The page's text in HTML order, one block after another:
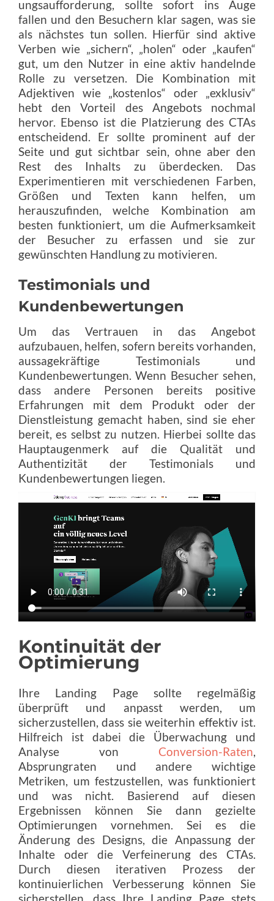
ungsaufforderung, sollte sofort ins Auge
fallen und den Besuchern klar sagen, was sie
als nächstes tun sollen. Hierfür sind aktive
Verben wie „sichern“, „holen“ oder „kaufen“
gut, um den Nutzer in eine aktiv handelnde
Rolle zu versetzen. Die Kombination mit
Adjektiven wie „kostenlos“ oder „exklusiv“
hebt den Vorteil des Angebots nochmal
hervor. Ebenso ist die Platzierung des CTAs
entscheidend. Er sollte prominent auf der
Seite und gut sichtbar sein, ohne aber den
Rest des Inhalts zu überdecken. Das
Experimentieren mit verschiedenen Farben,
Größen und Texten kann helfen, um
herauszufinden, welche Kombination am
besten funktioniert, um die Aufmerksamkeit
der Besucher zu erfassen und sie zur
gewünschten Handlung zu motivieren.
Testimonials und
Kundenbewertungen
Um das Vertrauen in das Angebot
aufzubauen, helfen, sofern bereits vorhanden,
aussagekräftige Testimonials und
Kundenbewertungen. Wenn Besucher sehen,
dass andere Personen bereits positive
Erfahrungen mit dem Produkt oder der
Dienstleistung gemacht haben, sind sie eher
bereit, es selbst zu nutzen. Hierbei sollte das
Hauptaugenmerk auf die Qualität und
Authentizität der Testimonials und
Kundenbewertungen liegen.
Kontinuität der
Optimierung
Ihre Landing Page sollte regelmäßig
überprüft und anpasst werden, um
sicherzustellen, dass sie weiterhin effektiv ist.
Hilfreich ist dabei die Überwachung und
Analyse von Conversion-Raten,
Absprungraten und andere wichtige
Metriken, um festzustellen, was funktioniert
und was nicht. Basierend auf diesen
Ergebnissen können Sie dann gezielte
Optimierungen vornehmen. Sei es die
Änderung des Designs, die Anpassung der
Inhalte oder die Verfeinerung des CTAs.
Durch diesen iterativen Prozess der
kontinuierlichen Verbesserung können Sie